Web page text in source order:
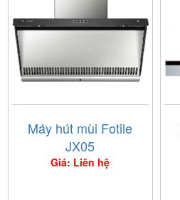
Máy hút mùi Fotile
JX05
Giá: Liên hệ